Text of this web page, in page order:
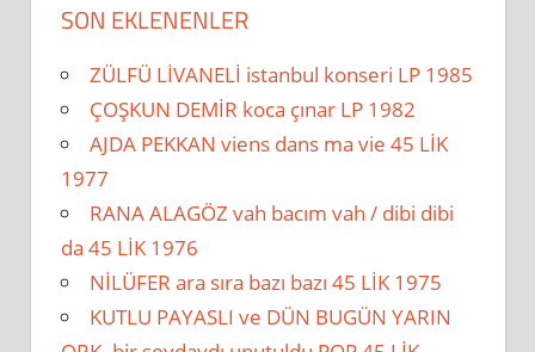
SON EKLENENLER
ZÜLFÜ LİVANELİ istanbul konseri LP 1985
ÇOŞKUN DEMİR koca çınar LP 1982
AJDA PEKKAN viens dans ma vie 45 LİK
1977
RANA ALAGÖZ vah bacım vah / dibi dibi
da 45 LİK 1976
NİLÜFER ara sıra bazı bazı 45 LİK 1975
KUTLU PAYASLI ve DÜN BUGÜN YARIN